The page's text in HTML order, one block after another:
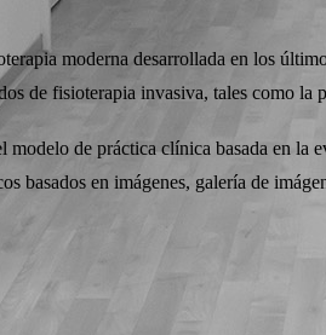
moderna desarrollada en los
de fisioterapia invasiva, tales como la
de práctica clínica basada en la
basados en imágenes, galería de